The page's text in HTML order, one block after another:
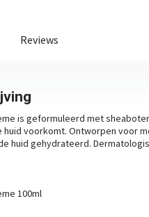
Reviews
is geformuleerd met
huid voorkomt. Ontworpen voor
huid gehydrateerd.
100ml